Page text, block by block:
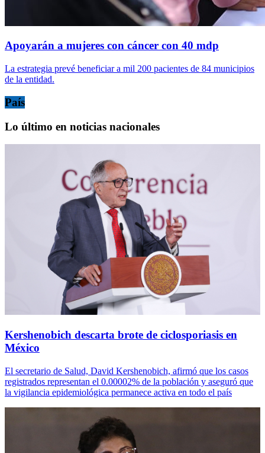
Apoyarán a mujeres con cáncer con 40 mdp
La estrategia prevé beneficiar a mil 200 pacientes de 84 municipios
de la entidad.
País
Lo último en noticias nacionales
Kershenobich descarta brote de ciclosporiasis en
México
El secretario de Salud, David Kershenobich, afirmó que los casos
registrados representan el 0.00002% de la población y aseguró que
la vigilancia epidemiológica permanece activa en todo el país